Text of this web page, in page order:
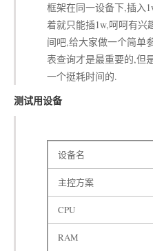
框架在同一设备下,插入
着就只能插1w,呵呵有
间吧,给大家做一个简单
表查询才是最重要的,但
一个挺耗时间的.
测试用设备
设备名
主控方案
CPU
RAM